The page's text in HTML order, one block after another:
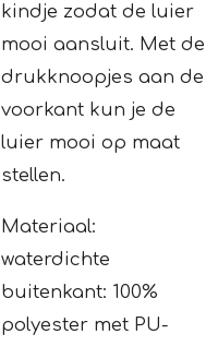
kindje zodat de luier
mooi aansluit. Met de
drukknoopjes aan de
voorkant kun je de
luier mooi op maat
stellen.
Materiaal:
waterdichte
buitenkant: 100%
polyester met PU-